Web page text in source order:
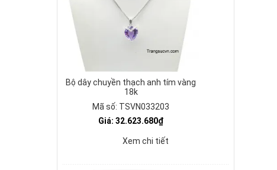
Bộ dây chuyền thạch anh tím vàng
18k
Mã số: TSVN033203
Giá: 32.623.680₫
Xem chi tiết